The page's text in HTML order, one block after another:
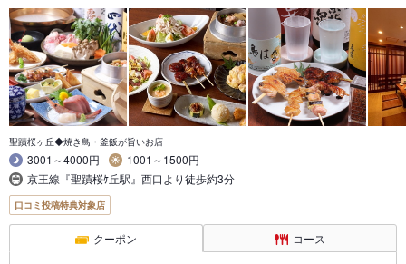
聖蹟桜ヶ丘◆焼き鳥・釜飯が旨いお店
3001～4000円
1001～1500円
京王線『聖蹟桜ｹ丘駅』西口より徒歩約3分
口コミ投稿特典対象店
クーポン コース